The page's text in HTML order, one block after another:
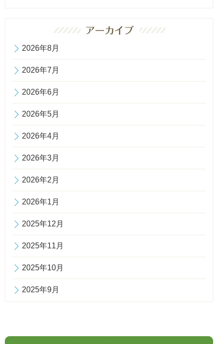
2026年8月
2026年7月
2026年6月
2026年5月
2026年4月
2026年3月
2026年2月
2026年1月
2025年12月
2025年11月
2025年10月
2025年9月